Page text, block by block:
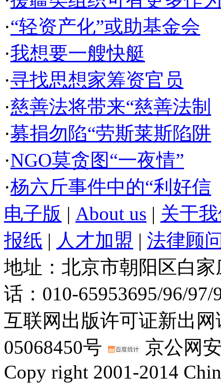
·“轻资产化”或助基金会
·我想要一艘快艇
·寻找思想家筹资官员
·慈善法将带来“慈善法制
·募捐勿陷“劳斯莱斯陷阱
·NGO莫贪图“一夜情”
·杨六斤事件中的“利好信
电子版 | About us | 关于
报纸 | 人才加盟 | 法律顾
地址：北京市朝阳区白
话：010-65953695/96/
互联网出版许可证新出
05068450号
京公网
Copy right 2001-2014